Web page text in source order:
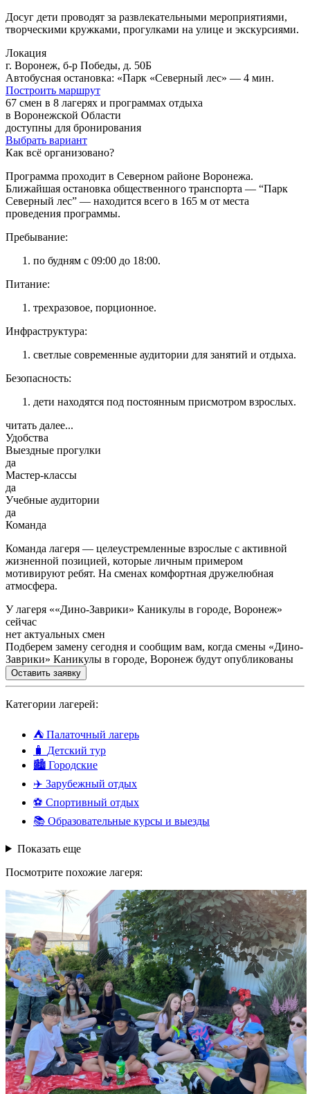
Досуг дети проводят за развлекательными мероприятиями,
творческими кружками, прогулками на улице и экскурсиями.
Локация
г. Воронеж, б-р Победы, д. 50Б
Автобусная остановка: «Парк «Северный лес» — 4 мин.
Построить маршрут
67 смен в 8 лагерях и программах отдыха
в Воронежской Области
доступны для бронирования
Выбрать вариант
Как всё организовано?
Программа проходит в Северном районе Воронежа.
Ближайшая остановка общественного транспорта — “Парк
Северный лес” — находится всего в 165 м от места
проведения программы.
Пребывание:
по будням с 09:00 до 18:00.
Питание:
трехразовое, порционное.
Инфраструктура:
светлые современные аудитории для занятий и отдыха.
Безопасность:
дети находятся под постоянным присмотром взрослых.
читать далее...
Удобства
Выездные прогулки
да
Мастер-классы
да
Учебные аудитории
да
Команда
Команда лагеря — целеустремленные взрослые с активной
жизненной позицией, которые личным примером
мотивируют ребят. На сменах комфортная дружелюбная
атмосфера.
У лагеря ««Дино-Заврики» Каникулы в городе, Воронеж»
сейчас
нет актуальных смен
Подберем замену сегодня и сообщим вам, когда смены «Дино-
Заврики» Каникулы в городе, Воронеж будут опубликованы
Оставить заявку
Категории лагерей:
⛺ Палаточный лагерь
🧳 Детский тур
🏙️ Городские
✈️ Зарубежный отдых
⚽ Спортивный отдых
📚 Образовательные курсы и выезды
Показать еще
Посмотрите похожие лагеря: